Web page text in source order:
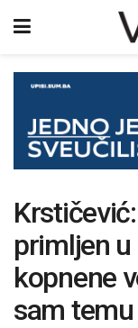
primljen
kopnene
sam